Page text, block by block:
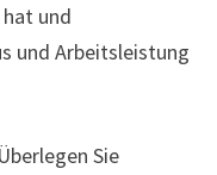
und
und Arbeitsleistung
Sie